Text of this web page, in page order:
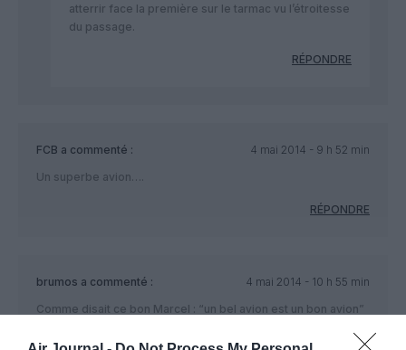
atterrir face la première sur le tarmac vu l’étroitesse
du passage.
RÉPONDRE
FCB a commenté :
4 mai 2014 - 9 h 52 min
Un superbe avion….
RÉPONDRE
brumos a commenté :
4 mai 2014 - 10 h 55 min
Comme disait ce bon Marcel : “un bel avion est un bon avion”